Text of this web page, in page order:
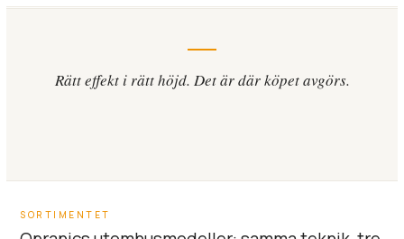
Rätt effekt i rätt höjd. Det är där köpet avgörs.
SORTIMENTET